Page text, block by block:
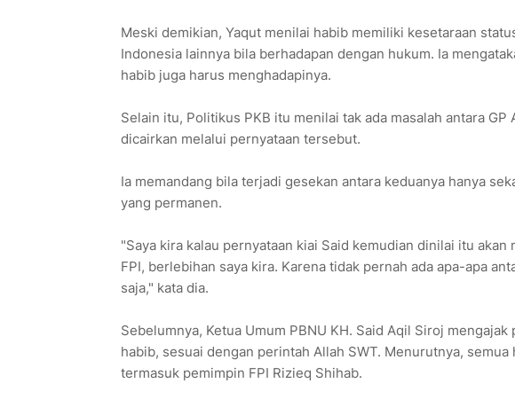
Meski demikian, Yaqut menilai habib memiliki kesetaraan
Indonesia lainnya bila berhadapan dengan hukum. Ia
habib juga harus menghadapinya.
Selain itu, Politikus PKB itu menilai tak ada masalah antara
dicairkan melalui pernyataan tersebut.
Ia memandang bila terjadi gesekan antara keduanya hanya
yang permanen.
"Saya kira kalau pernyataan kiai Said kemudian dinilai itu
FPI, berlebihan saya kira. Karena tidak pernah ada apa-apa
saja," kata dia.
Sebelumnya, Ketua Umum PBNU KH. Said Aqil Siroj
habib, sesuai dengan perintah Allah SWT. Menurutnya,
termasuk pemimpin FPI Rizieq Shihab.